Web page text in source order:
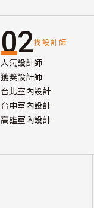
02找設計師
人氣設計師
獲獎設計師
台北室內設計
台中室內設計
高雄室內設計